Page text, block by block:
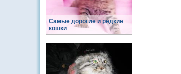
Самые дорогие и редкие
кошки